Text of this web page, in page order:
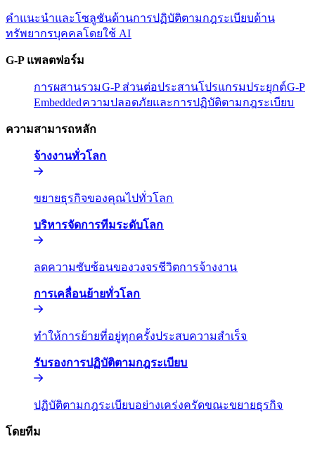
คำแนะนำและโซลูชันด้านการปฏิบัติตามกฎระเบียบด้าน
ทรัพยากรบุคคลโดยใช้ AI​​
G-P แพลตฟอร์ม​​
การผสานรวม​​G-P ส่วนต่อประสานโปรแกรมประยุกต์​​G-P
Embedded​​ความปลอดภัยและการปฏิบัติตามกฎระเบียบ​​
ความสามารถหลัก​​
จ้างงานทั่วโลก​​
ขยายธุรกิจของคุณไปทั่วโลก​​
บริหารจัดการทีมระดับโลก​​
ลดความซับซ้อนของวงจรชีวิตการจ้างงาน​​
การเคลื่อนย้ายทั่วโลก​​
ทำให้การย้ายที่อยู่ทุกครั้งประสบความสำเร็จ​​
รับรองการปฏิบัติตามกฎระเบียบ​​
ปฏิบัติตามกฎระเบียบอย่างเคร่งครัดขณะขยายธุรกิจ​​
โดยทีม​​